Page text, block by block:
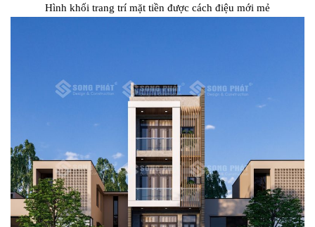
Hình khối trang trí mặt tiền được cách điệu mới mẻ